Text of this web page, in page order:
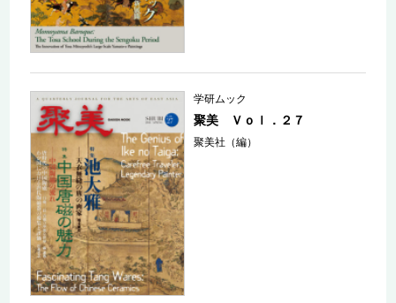
学研ムック
聚美 Ｖｏｌ．２７
聚美社（編）